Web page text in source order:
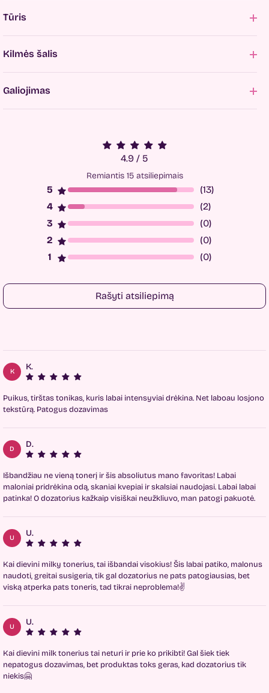
Tūris
Kilmės šalis
Galiojimas
4.9 / 5
Remiantis 15 atsiliepimais
(13)
(2)
(0)
(0)
(0)
Rašyti atsiliepimą
K K.
Puikus, tirštas tonikas, kuris labai intensyviai drėkina. Net laboau losjono
tekstūrą. Patogus dozavimas
D D.
Išbandžiau ne vieną tonerį ir šis absoliutus mano favoritas! Labai
maloniai pridrėkina odą, skaniai kvepiai ir skalsiai naudojasi. Labai labai
patinka! O dozatorius kažkaip visiškai neužkliuvo, man patogi pakuotė.
U U.
Kai dievini milky tonerius, tai išbandai visokius! Šis labai patiko, malonus
naudoti, greitai susigeria, tik gal dozatorius ne pats patogiausias, bet
viską atperka pats toneris, tad tikrai neproblema!✌️
U U.
Kai dievini milk tonerius tai neturi ir prie ko prikibti! Gal šiek tiek
nepatogus dozavimas, bet produktas toks geras, kad dozatorius tik
niekis🤗